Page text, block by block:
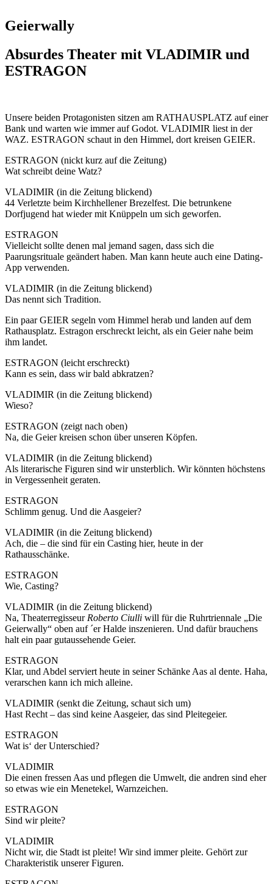
Geierwally
Absurdes Theater mit VLADIMIR und
ESTRAGON
Unsere beiden Protagonisten sitzen am RATHAUSPLATZ auf einer
Bank und warten wie immer auf Godot. VLADIMIR liest in der
WAZ. ESTRAGON schaut in den Himmel, dort kreisen GEIER.
ESTRAGON (nickt kurz auf die Zeitung)
Wat schreibt deine Watz?
VLADIMIR (in die Zeitung blickend)
44 Verletzte beim Kirchhellener Brezelfest. Die betrunkene
Dorfjugend hat wieder mit Knüppeln um sich geworfen.
ESTRAGON
Vielleicht sollte denen mal jemand sagen, dass sich die
Paarungsrituale geändert haben. Man kann heute auch eine Dating-
App verwenden.
VLADIMIR (in die Zeitung blickend)
Das nennt sich Tradition.
Ein paar GEIER segeln vom Himmel herab und landen auf dem
Rathausplatz. Estragon erschreckt leicht, als ein Geier nahe beim
ihm landet.
ESTRAGON (leicht erschreckt)
Kann es sein, dass wir bald abkratzen?
VLADIMIR (in die Zeitung blickend)
Wieso?
ESTRAGON (zeigt nach oben)
Na, die Geier kreisen schon über unseren Köpfen.
VLADIMIR (in die Zeitung blickend)
Als literarische Figuren sind wir unsterblich. Wir könnten höchstens
in Vergessenheit geraten.
ESTRAGON
Schlimm genug. Und die Aasgeier?
VLADIMIR (in die Zeitung blickend)
Ach, die – die sind für ein Casting hier, heute in der
Rathausschänke.
ESTRAGON
Wie, Casting?
VLADIMIR (in die Zeitung blickend)
Na, Theaterregisseur Roberto Ciulli will für die Ruhrtriennale „Die
Geierwally“ oben auf ´er Halde inszenieren. Und dafür brauchens
halt ein paar gutaussehende Geier.
ESTRAGON
Klar, und Abdel serviert heute in seiner Schänke Aas al dente. Haha,
verarschen kann ich mich alleine.
VLADIMIR (senkt die Zeitung, schaut sich um)
Hast Recht – das sind keine Aasgeier, das sind Pleitegeier.
ESTRAGON
Wat is‘ der Unterschied?
VLADIMIR
Die einen fressen Aas und pflegen die Umwelt, die andren sind eher
so etwas wie ein Menetekel, Warnzeichen.
ESTRAGON
Sind wir pleite?
VLADIMIR
Nicht wir, die Stadt ist pleite! Wir sind immer pleite. Gehört zur
Charakteristik unserer Figuren.